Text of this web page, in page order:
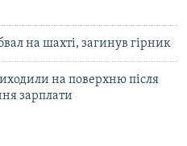
на шахті, загинув гірник
на поверхню після
зарплати